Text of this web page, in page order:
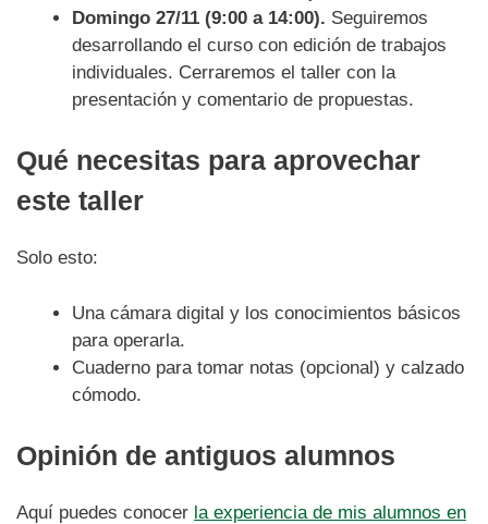
Domingo 27/11 (9:00 a 14:00). Seguiremos
desarrollando el curso con edición de trabajos
individuales. Cerraremos el taller con la
presentación y comentario de propuestas.
Qué necesitas para aprovechar
este taller
Solo esto:
Una cámara digital y los conocimientos básicos
para operarla.
Cuaderno para tomar notas (opcional) y calzado
cómodo.
Opinión de antiguos alumnos
Aquí puedes conocer la experiencia de mis alumnos en